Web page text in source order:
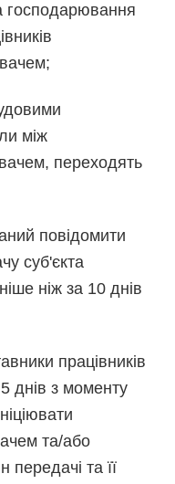
господарювання
між
переходять
повідомити
суб'єкта
ніж за 10 днів
працівників
днів з моменту
та/або
та її